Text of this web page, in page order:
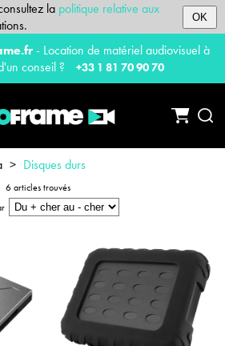
la politique relative aux
OK
- Location de matériel audiovisuel à
conseil ?
+33 1 81 70 90 70
> Disques durs
6 articles trouvés